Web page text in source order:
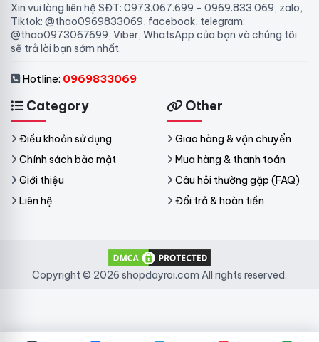
Xin vui lòng liên hệ SĐT: 0973.067.699 - 0969.833.069, zalo,
Tiktok: @thao0969833069, facebook, telegram:
@thao0973067699, Viber, WhatsApp của bạn và chúng tôi
sẽ trả lời bạn sớm nhất.
Hotline: 0969833069
Category
Điều khoản sử dụng
Chính sách bảo mật
Giới thiệu
Liên hệ
Other
Giao hàng & vận chuyển
Mua hàng & thanh toán
Câu hỏi thường gặp (FAQ)
Đổi trả & hoàn tiền
Copyright © 2026 shopdayroi.com All rights reserved.